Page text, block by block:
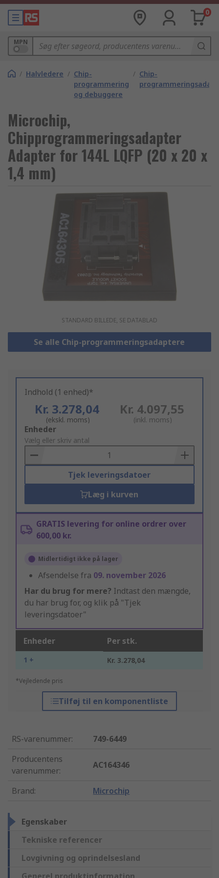
0
MPN
/ Halvledere / Chip-
programmering
og debuggere
/ Chip-
Microchip,
Chipprogrammeringsadapter
Adapter for 144L LQFP (20 x 20 x
1,4 mm)
STANDARD BILLEDE, SE DATABLAD
Se alle Chip-programmeringsadaptere
Indhold (1 enhed)*
Kr. 3.278,04
(ekskl. moms)
Kr. 4.097,55
(inkl. moms)
Add
to
Basket
Enheder
Vælg eller skriv antal
Tjek leveringsdatoer
Læg i kurven
GRATIS levering for online ordrer over
600,00 kr.
Midlertidigt ikke på lager
Afsendelse fra 09. november 2026
Har du brug for mere? Indtast den mængde,
du har brug for, og klik på "Tjek
leveringsdatoer"
Enheder Per stk.
1 + Kr. 3.278,04
*Vejledende pris
Tilføj til en komponentliste
RS-varenummer:
749-6449
Producentens
varenummer:
AC164346
Brand: Microchip
Egenskaber
Tekniske referencer
Lovgivning og oprindelsesland